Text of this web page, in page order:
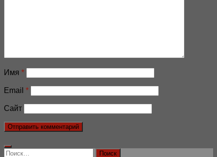
Имя *
Email *
Сайт
Найти: